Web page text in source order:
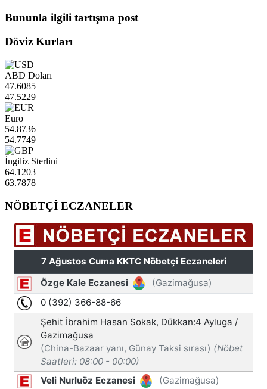
Bununla ilgili tartışma post
Döviz Kurları
ABD Doları
47.6085
47.5229
Euro
54.8736
54.7749
İngiliz Sterlini
64.1203
63.7878
NÖBETÇİ ECZANELER